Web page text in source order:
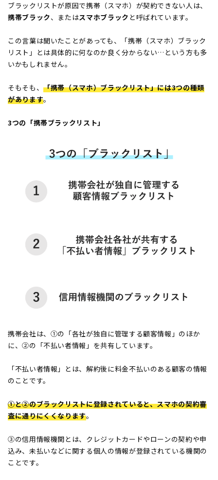
ブラックリストが原因で携帯（スマホ）が契約できない人は、
携帯ブラック、またはスマホブラック と呼ばれています。
この言葉は聞いたことがあっても、「携帯（スマホ）ブラック
リスト」とは具体的に何なのか良く分からない…という方も多
いかもしれません。
そもそも、「携帯（スマホ）ブラックリスト」には3つの種類
があります。
3つの「携帯ブラックリスト」
携帯会社は、①の「各社が独自に管理する顧客情報」のほか
に、②の「不払い者情報」を共有しています。
「不払い者情報」とは、解約後に料金不払いのある顧客の情報
のことです。
①と②のブラックリストに登録されていると、スマホの契約審
査に通りにくくなります。
③の信用情報機関とは、クレジットカードやローンの契約や申
込み、未払いなどに関する個人の情報が登録されている機関の
ことです。